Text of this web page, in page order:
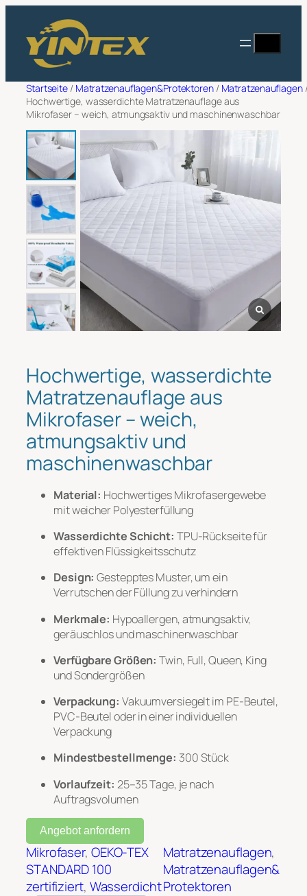
springen
Startseite / Matratzenauflagen&Protektoren/ Matratzenauflagen
Hochwertige, wasserdichte Matratzenauflage aus
Mikrofaser – weich, atmungsaktiv und maschinenwaschbar
Hochwertige, wasserdichte
Matratzenauflage aus
Mikrofaser – weich,
atmungsaktiv und
maschinenwaschbar
Material: Hochwertiges Mikrofasergewebe
mit weicher Polyesterfüllung
Wasserdichte Schicht: TPU-Rückseite für
effektiven Flüssigkeitsschutz
Design: Gestepptes Muster, um ein
Verrutschen der Füllung zu verhindern
Merkmale: Hypoallergen, atmungsaktiv,
geräuschlos und maschinenwaschbar
Verfügbare Größen: Twin, Full, Queen, King
und Sondergrößen
Verpackung: Vakuumversiegelt im PE-Beutel,
PVC-Beutel oder in einer individuellen
Verpackung
Mindestbestellmenge: 300 Stück
Vorlaufzeit: 25–35 Tage, je nach
Auftragsvolumen
Angebot anfordern
Mikrofaser, OEKO-TEX
STANDARD 100
zertifiziert, Wasserdicht
Matratzenauflagen
Matratzenauflagen&
Protektoren
Angebot anfordern
Vollständiger Name*
E-Mail-Adresse *
Name des Unternehmens
Nachricht*
Datei-Upload
Hochladen
Einreichen